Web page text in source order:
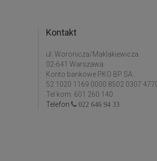
Kontakt
ul. Woronicza/Maklakiewicza
02-641 Warszawa
Konto bankowe PKO BP SA :
52 1020 1169 0000 8502 0307
Tel kom: 601 260 140
Telefon
022 646 94 33